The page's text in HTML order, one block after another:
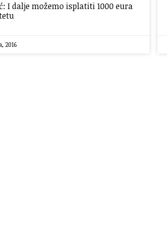
I dalje možemo isplatiti 1000 eura
2016